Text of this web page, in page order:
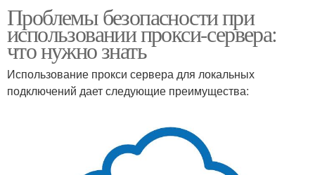
Проблемы безопасности при
использовании прокси-сервера:
что нужно знать
Использование прокси сервера для локальных
подключений дает следующие преимущества: